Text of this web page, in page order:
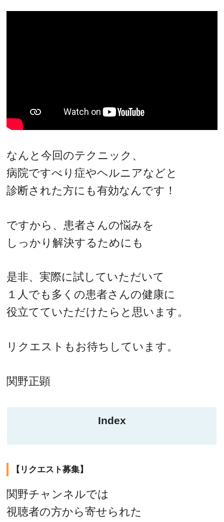
なんと今回のテクニック、
病院ですべり症やヘルニアなどと
診断された方にも有効なんです！
ですから、患者さんの悩みを
しっかり解決するためにも
是非、実際に試していただいて
１人でも多くの患者さんの健康に
役立てていただけたらと思います。
リクエストもお待ちしています。
関野正顕
Index
【リクエスト募集】
関野チャンネルでは
視聴者の方から寄せられた